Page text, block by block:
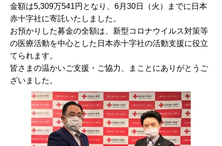
金額は5,309万541円となり、6月30日（火）までに日本
赤十字社に寄託いたしました。
お預かりした募金の全額は、新型コロナウイルス対策等
の医療活動を中心とした日本赤十字社の活動支援に役立
てられます。
皆さまの温かいご支援・ご協力、まことにありがとうご
ざいました。